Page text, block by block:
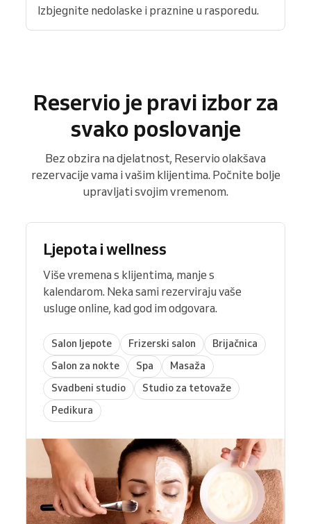
Izbjegnite nedolaske i praznine u rasporedu.
Reservio je pravi izbor za
svako poslovanje
Bez obzira na djelatnost, Reservio olakšava
rezervacije vama i vašim klijentima. Počnite bolje
upravljati svojim vremenom.
Ljepota i wellness
Više vremena s klijentima, manje s
kalendarom. Neka sami rezerviraju vaše
usluge online, kad god im odgovara.
Salon ljepote Frizerski salon
Brijačnica
Salon za nokte
Spa
Masaža
Svadbeni studio
Studio za tetovaže
Pedikura